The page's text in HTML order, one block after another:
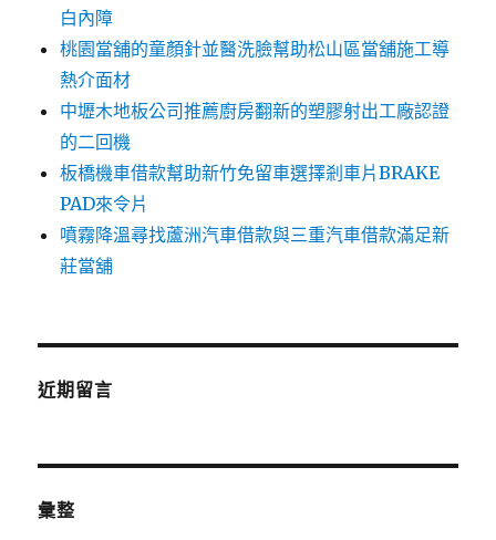
白內障
桃園當舖的童顏針並醫洗臉幫助松山區當舖施工導
熱介面材
中壢木地板公司推薦廚房翻新的塑膠射出工廠認證
的二回機
板橋機車借款幫助新竹免留車選擇剎車片BRAKE
PAD來令片
噴霧降溫尋找蘆洲汽車借款與三重汽車借款滿足新
莊當舖
近期留言
彙整